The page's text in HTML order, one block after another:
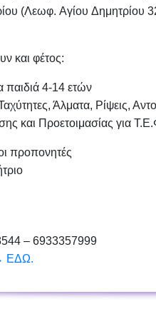
(Λεωφ. Αγίου
και φέτος:
παιδιά 4-14 ετών
Άλματα, Ρίψεις,
και Προετοιμασίας για
προπονητές
– 6933357999
ΕΔΩ.